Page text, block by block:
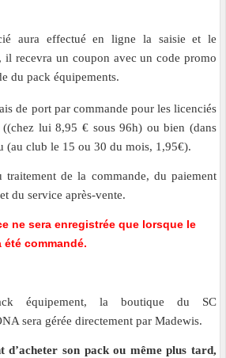
aura effectué en ligne la saisie et le
il recevra un coupon avec un code promo
du pack équipements.
de port par commande pour les licenciés
((chez lui 8,95 € sous 96h) ou bien (dans
(au club le 15 ou 30 du mois, 1,95€).
traitement de la commande, du paiement
du service après-vente.
ne sera enregistrée que lorsque le
commandé.
équipement, la boutique du SC
sera gérée directement par Madewis.
d’acheter son pack ou même plus tard,